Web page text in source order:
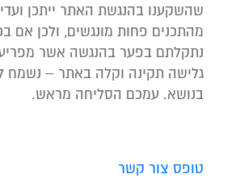
שהשקענו בהנגשת האתר ייתכן
מהתכנים פחות מונגשים, ולכן אם
נתקלתם בפער בהנגשה אשר
גלישה תקינה וקלה באתר – נשמח
בנושא. עמכם הסליחה מראש.
טופס צור קשר